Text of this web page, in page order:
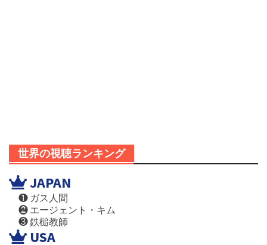
世界の視聴ランキング
JAPAN
❶ ガス人間
❷ エージェント・キム
❸ 鉄槌教師
USA